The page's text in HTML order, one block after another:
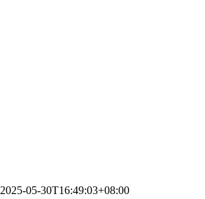
2025-05-30T16:49:03+08:00